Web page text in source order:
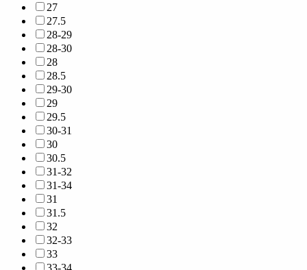
27
27.5
28-29
28-30
28
28.5
29-30
29
29.5
30-31
30
30.5
31-32
31-34
31
31.5
32
32-33
33
33-34